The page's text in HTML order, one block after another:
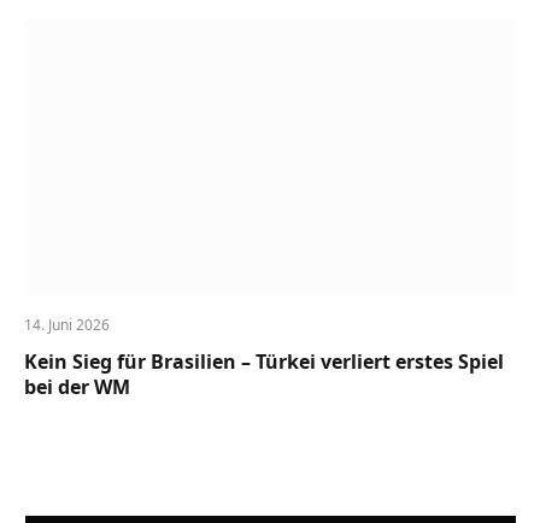
14. Juni 2026
Kein Sieg für Brasilien – Türkei verliert erstes Spiel
bei der WM